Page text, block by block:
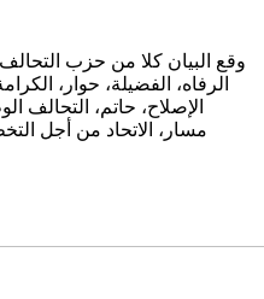
وقع البيان كلا من حزب
الرفاه، الفضيلة، حوار،
الإصلاح، حاتم، التحالف
مسار، الاتحاد من أجل